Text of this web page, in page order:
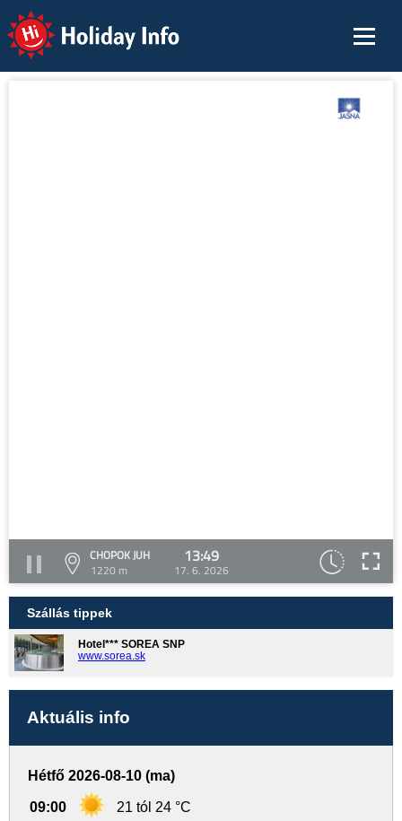
Holiday Info
CHOPOK JUH
1220 m
13:49
17. 6. 2026
Szállás tippek
Hotel*** SOREA SNP
www.sorea.sk
Aktuális info
Hétfő 2026-08-10 (ma)
09:00 21 tól 24 °C